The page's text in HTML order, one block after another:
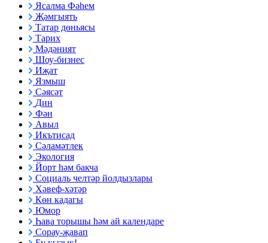
Ясалма Фәһем
Җәмгыять
Татар дөньясы
Тарих
Мәдәният
Шоу-бизнес
Иҗат
Язмыш
Сәясәт
Дин
Фән
Авыл
Икътисад
Сәламәтлек
Экология
Йорт һәм бакча
Социаль челтәр йолдызлары
Хәвеф-хәтәр
Көн кадагы
Юмор
Һава торышы һәм ай календаре
Сорау-җавап